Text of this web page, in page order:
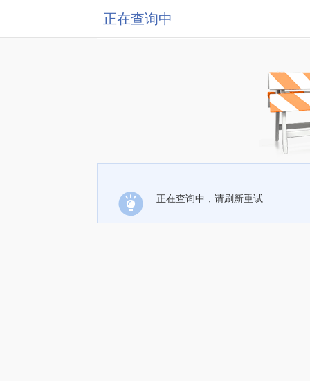
正在查询中
正在查询中，请刷新重试